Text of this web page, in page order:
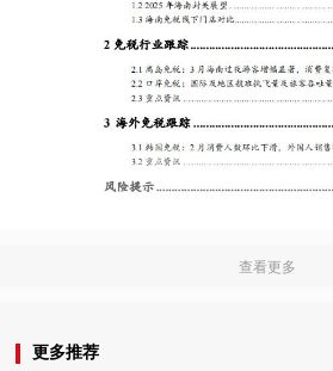
查看更多
更多推荐